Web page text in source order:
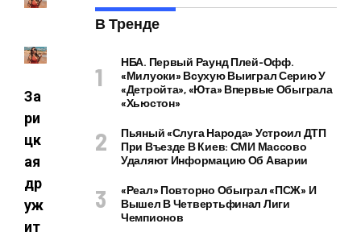
За
ри
цк
ая
др
уж
ит
В Тренде
НБА. Первый Раунд Плей-Офф.
«Милуоки» Всухую Выиграл Серию У
«Детройта», «Юта» Впервые Обыграла
«Хьюстон»
Пьяный «слуга Народа» Устроил ДТП
При Въезде В Киев: СМИ Массово
Удаляют Информацию Об Аварии
«Реал» Повторно Обыграл «ПСЖ» И
Вышел В Четвертьфинал Лиги
Чемпионов